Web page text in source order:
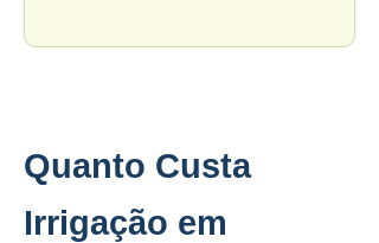
Quanto Custa
Irrigação em